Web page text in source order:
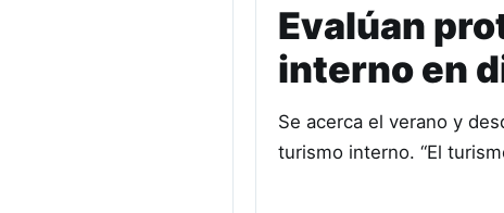
Evalúan
interno en
Se acerca el verano y
turismo interno. “El